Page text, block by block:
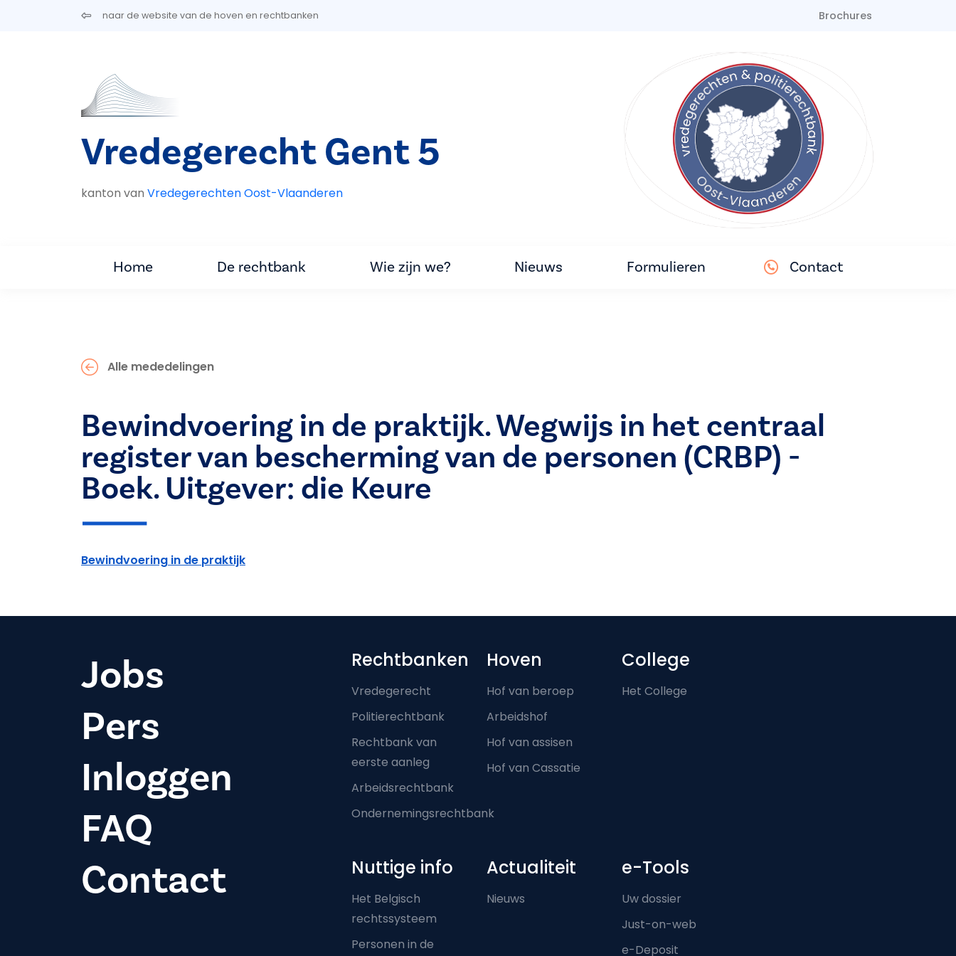
Overslaan en naar de inhoud gaannaar de website van de hoven en rechtbanken Brochures
Vredegerecht Gent 5
kanton van Vredegerechten Oost-Vlaanderen
Home De rechtbank Wie zijn we? Nieuws Formulieren Contact
Alle mededelingen
Bewindvoering in de praktijk. Wegwijs in het centraal
register van bescherming van de personen (CRBP) -
Boek. Uitgever: die Keure
Bewindvoering in de praktijk
Jobs
Pers
Inloggen
FAQ
Contact
Footer-menu
Rechtbanken
Vredegerecht
Politierechtbank
Rechtbank van
eerste aanleg
Arbeidsrechtbank
Ondernemingsrechtbank
Hoven
Hof van beroep
Arbeidshof
Hof van assisen
Hof van Cassatie
College
Het College
Nuttige info
Het Belgisch
rechtssysteem
Personen in de
Actualiteit
Nieuws
e-Tools
Uw dossier
Just-on-web
e-Deposit